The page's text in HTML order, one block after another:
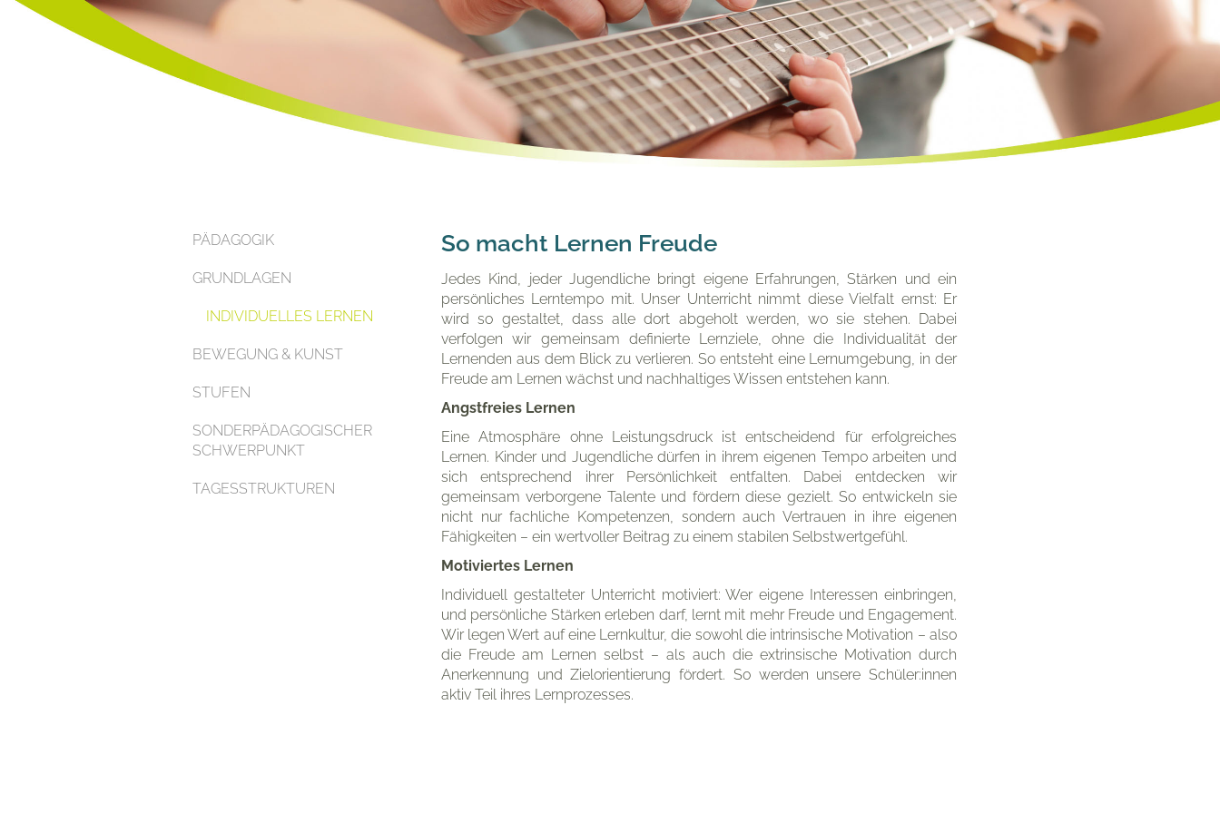
PÄDAGOGIK
GRUNDLAGEN
INDIVIDUELLES LERNEN
BEWEGUNG & KUNST
STUFEN
SONDERPÄDAGOGISCHER
SCHWERPUNKT
TAGESSTRUKTUREN
So macht Lernen Freude
Jedes Kind, jeder Jugendliche bringt eigene Erfahrungen, Stärken und ein
persönliches Lerntempo mit. Unser Unterricht nimmt diese Vielfalt ernst: Er
wird so gestaltet, dass alle dort abgeholt werden, wo sie stehen. Dabei
verfolgen wir gemeinsam definierte Lernziele, ohne die Individualität der
Lernenden aus dem Blick zu verlieren. So entsteht eine Lernumgebung, in der
Freude am Lernen wächst und nachhaltiges Wissen entstehen kann.
Angstfreies Lernen
Eine Atmosphäre ohne Leistungsdruck ist entscheidend für erfolgreiches
Lernen. Kinder und Jugendliche dürfen in ihrem eigenen Tempo arbeiten und
sich entsprechend ihrer Persönlichkeit entfalten. Dabei entdecken wir
gemeinsam verborgene Talente und fördern diese gezielt. So entwickeln sie
nicht nur fachliche Kompetenzen, sondern auch Vertrauen in ihre eigenen
Fähigkeiten – ein wertvoller Beitrag zu einem stabilen Selbstwertgefühl.
Motiviertes Lernen
Individuell gestalteter Unterricht motiviert: Wer eigene Interessen einbringen,
und persönliche Stärken erleben darf, lernt mit mehr Freude und Engagement.
Wir legen Wert auf eine Lernkultur, die sowohl die intrinsische Motivation – also
die Freude am Lernen selbst – als auch die extrinsische Motivation durch
Anerkennung und Zielorientierung fördert. So werden unsere Schüler:innen
aktiv Teil ihres Lernprozesses.